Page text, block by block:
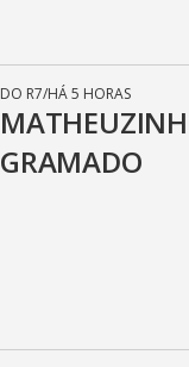
DO R7/HÁ 5 HORAS
GRAMADO